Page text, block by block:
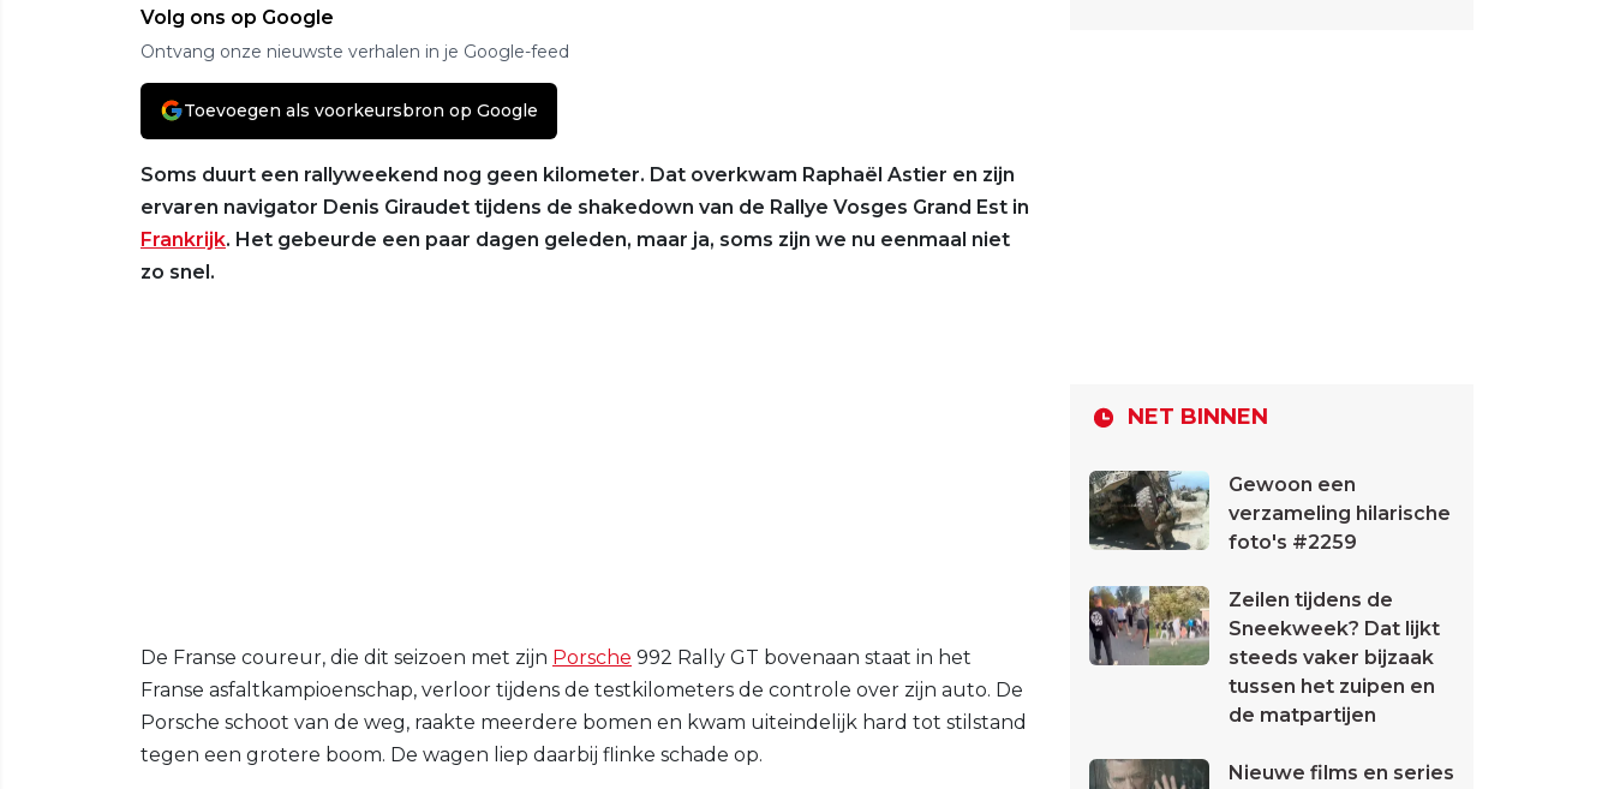
Volg ons op Google
Ontvang onze nieuwste verhalen in je Google-feed
Toevoegen als voorkeursbron op Google
Soms duurt een rallyweekend nog geen kilometer. Dat overkwam Raphaël Astier en zijn
ervaren navigator Denis Giraudet tijdens de shakedown van de Rallye Vosges Grand Est in
Frankrijk. Het gebeurde een paar dagen geleden, maar ja, soms zijn we nu eenmaal niet
zo snel.
De Franse coureur, die dit seizoen met zijn Porsche 992 Rally GT bovenaan staat in het
Franse asfaltkampioenschap, verloor tijdens de testkilometers de controle over zijn auto. De
Porsche schoot van de weg, raakte meerdere bomen en kwam uiteindelijk hard tot stilstand
tegen een grotere boom. De wagen liep daarbij flinke schade op.
NET BINNEN
Gewoon een
verzameling hilarische
foto's #2259
Zeilen tijdens de
Sneekweek? Dat lijkt
steeds vaker bijzaak
tussen het zuipen en
de matpartijen
Nieuwe films en series